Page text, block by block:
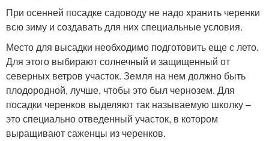
При осенней посадке садоводу не надо хранить черенки
всю зиму и создавать для них специальные условия.
Место для высадки необходимо подготовить еще с лето.
Для этого выбирают солнечный и защищенный от
северных ветров участок. Земля на нем должно быть
плодородной, лучше, чтобы это был чернозем. Для
посадки черенков выделяют так называемую школку –
это специально отведенный участок, в котором
выращивают саженцы из черенков.